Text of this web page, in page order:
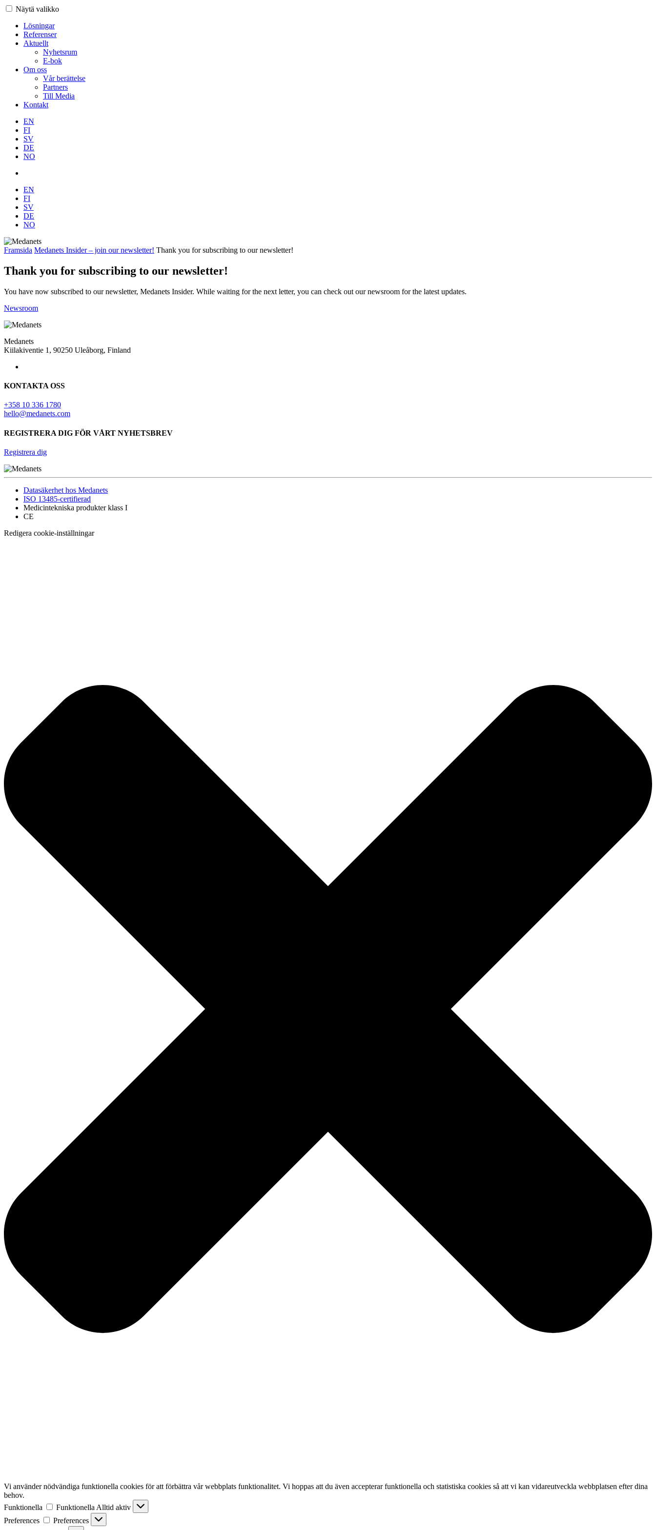
Näytä valikko
Lösningar
Referenser
Aktuellt
Nyhetsrum
E-bok
Om oss
Vår berättelse
Partners
Till Media
Kontakt
EN
FI
SV
DE
NO
EN
FI
SV
DE
NO
Framsida Medanets Insider – join our newsletter! Thank you for subscribing to our newsletter!
Thank you for subscribing to our newsletter!
You have now subscribed to our newsletter, Medanets Insider. While waiting for the next letter, you can check out our newsroom for the latest updates.
Newsroom
Medanets
Kiilakiventie 1, 90250 Uleåborg, Finland
KONTAKTA OSS
+358 10 336 1780
hello@medanets.com
REGISTRERA DIG FÖR VÅRT NYHETSBREV
Registrera dig
Datasäkerhet hos Medanets
ISO 13485-certifierad
Medicintekniska produkter klass I
CE
Redigera cookie-inställningar
Vi använder nödvändiga funktionella cookies för att förbättra vår webbplats funktionalitet. Vi hoppas att du även accepterar funktionella och statistiska cookies så att vi kan vidareutveckla webbplatsen efter dina
behov.
Funktionella
Funktionella Alltid aktiv
Preferences
Preferences